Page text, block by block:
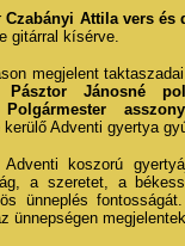
Czabányi Attila vers
gitárral kísérve.
megjelent
Pásztor Jánosné
Polgármester asszony
kerülő Adventi gyertya
koszorú
a szeretet, a
ünneplés
ünnepségen